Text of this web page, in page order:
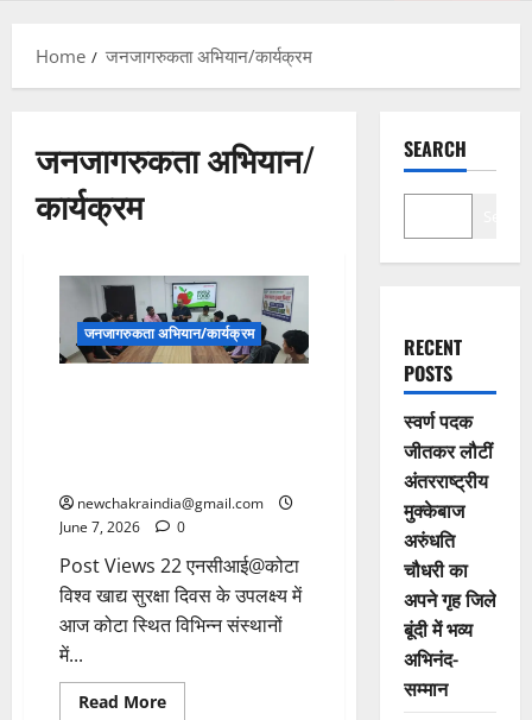
Home जनजागरुकता अभियान/कार्यक्रम
जनजागरुकता अभियान/
कार्यक्रम
जनजागरुकता अभियान/कार्यक्रम
newchakraindia@gmail.com
June 7, 2026
0
Post Views 22 एनसीआई@कोटा
विश्व खाद्य सुरक्षा दिवस के उपलक्ष्य में
आज कोटा स्थित विभिन्न संस्थानों
में...
Read More
SEARCH
RECENT
POSTS
स्वर्ण पदक
जीतकर लौटीं
अंतरराष्ट्रीय
मुक्केबाज
अरुंधति
चौधरी का
अपने गृह जिले
बूंदी में भव्य
अभिनंद-
सम्मान